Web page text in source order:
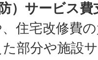
）サービス
住宅改修費
部分や施設